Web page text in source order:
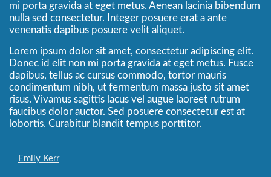
mi porta gravida at eget metus. Aenean lacinia bibendum
nulla sed consectetur. Integer posuere erat a ante
venenatis dapibus posuere velit aliquet.
Lorem ipsum dolor sit amet, consectetur adipiscing elit.
Donec id elit non mi porta gravida at eget metus. Fusce
dapibus, tellus ac cursus commodo, tortor mauris
condimentum nibh, ut fermentum massa justo sit amet
risus. Vivamus sagittis lacus vel augue laoreet rutrum
faucibus dolor auctor. Sed posuere consectetur est at
lobortis. Curabitur blandit tempus porttitor.
Emily Kerr